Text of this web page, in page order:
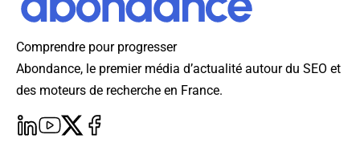
Comprendre pour progresser
Abondance, le premier média d’actualité autour du SEO et
des moteurs de recherche en France.